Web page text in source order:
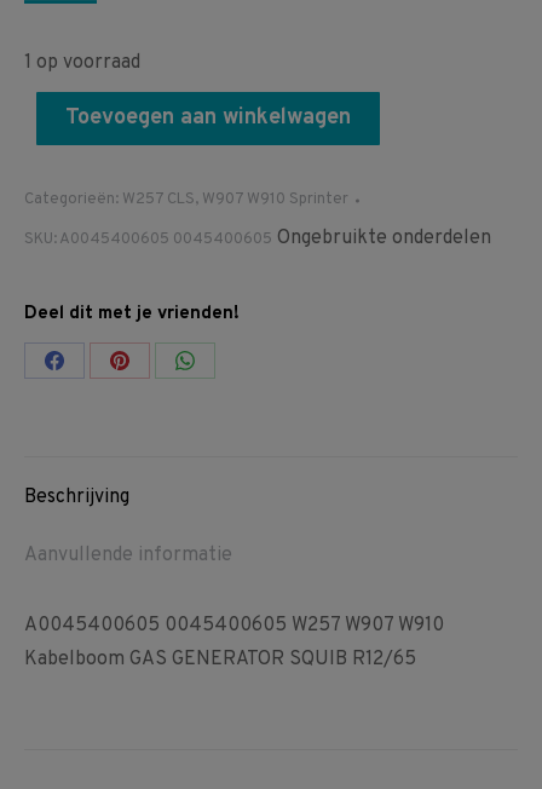
1 op voorraad
Toevoegen aan winkelwagen
Categorieën: W257 CLS, W907 W910 Sprinter
SKU:A0045400605 0045400605 Ongebruikte onderdelen
Deel dit met je vrienden!
Share Share Share
Beschrijving
Aanvullende informatie
A0045400605 0045400605 W257 W907 W910
Kabelboom GAS GENERATOR SQUIB R12/65